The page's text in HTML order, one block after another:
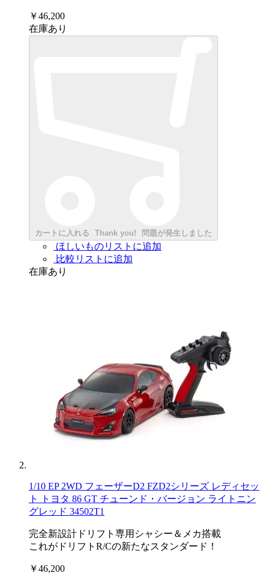
￥46,200
在庫あり
カートに入れる Thank you! 問題が発生しました
ほしいものリストに追加
比較リストに追加
在庫あり
1/10 EP 2WD フェーザーD2 FZD2シリーズ レディセッ
ト トヨタ 86 GT チューンド・バージョン ライトニン
グレッド 34502T1
完全新設計ドリフト専用シャシー＆メカ搭載
これがドリフトR/Cの新たなスタンダード！
￥46,200